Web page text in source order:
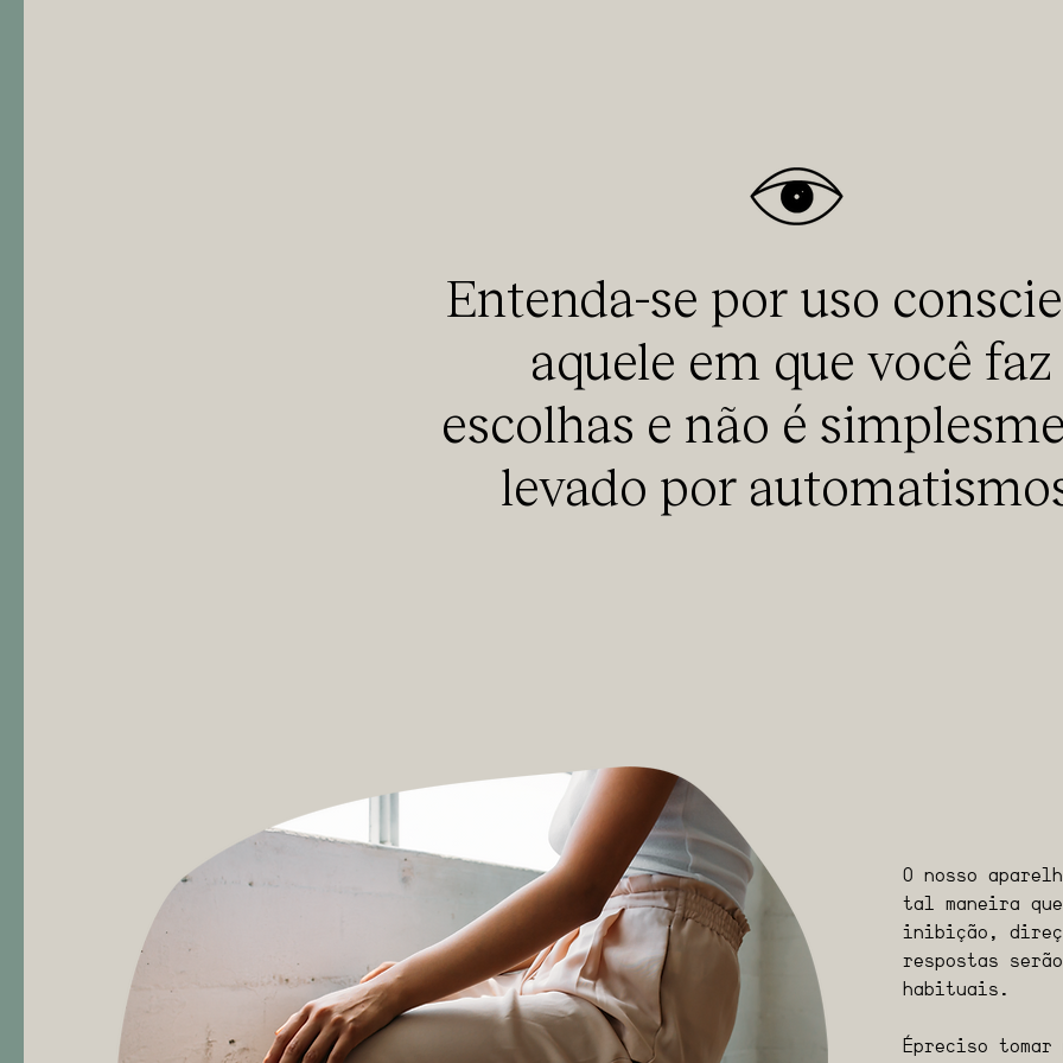
Entenda-se por uso
aquele em que você faz
escolhas e não é
levado por
O nosso
tal maneira
inibição,
respostas
habituais.
É preciso